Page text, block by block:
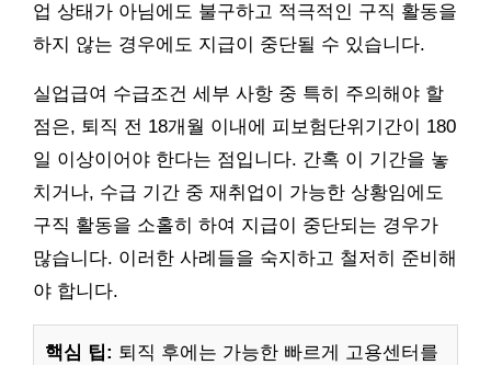
업 상태가 아님에도 불구하고 적극적인 구직 활동을
하지 않는 경우에도 지급이 중단될 수 있습니다.
실업급여 수급조건 세부 사항 중 특히 주의해야 할
점은, 퇴직 전 18개월 이내에 피보험단위기간이 180
일 이상이어야 한다는 점입니다. 간혹 이 기간을 놓
치거나, 수급 기간 중 재취업이 가능한 상황임에도
구직 활동을 소홀히 하여 지급이 중단되는 경우가
많습니다. 이러한 사례들을 숙지하고 철저히 준비해
야 합니다.
핵심 팁: 퇴직 후에는 가능한 빠르게 고용센터를